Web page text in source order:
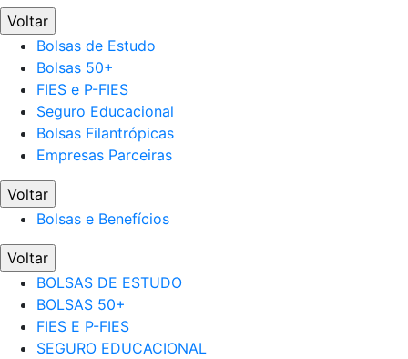
Voltar
Bolsas de Estudo
Bolsas 50+
FIES e P-FIES
Seguro Educacional
Bolsas Filantrópicas
Empresas Parceiras
Voltar
Bolsas e Benefícios
Voltar
BOLSAS DE ESTUDO
BOLSAS 50+
FIES E P-FIES
SEGURO EDUCACIONAL